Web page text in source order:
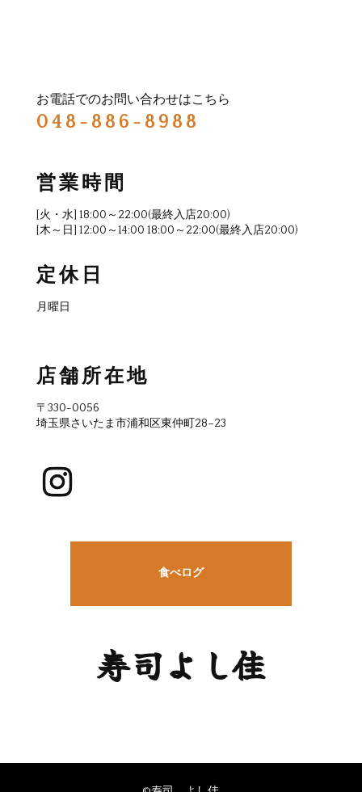
お電話でのお問い合わせはこちら
048-886-8988
営業時間
[火・水] 18:00～22:00(最終入店20:00)
[木～日] 12:00～14:00 18:00～22:00(最終入店20:00)
定休日
月曜日
店舗所在地
〒330-0056
埼玉県さいたま市浦和区東仲町28−23
食べログ
寿司よし佳